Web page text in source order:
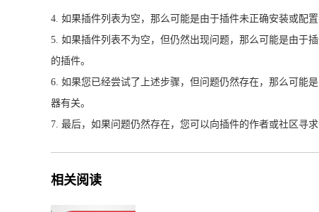
4. 如果插件列表为空，那么可能是由于插件未正确安装或配
5. 如果插件列表不为空，但仍然出现问题，那么可能是由于
的插件。
6. 如果您已经尝试了上述步骤，但问题仍然存在，那么可能
器有关。
7. 最后，如果问题仍然存在，您可以向插件的作者或社区寻
相关阅读